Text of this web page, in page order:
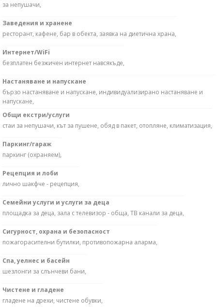
за непушачи,
Заведения и хранене
ресторант, кафене, бар в обекта, заявка на диетична храна,
Интернет/WiFi
безплатен безжичен интернет навсякъде,
Настаняване и напускане
бързо настаняване и напускане, индивидуализирано настаняване и
напускане,
Общи екстри/услуги
стаи за непушачи, кът за пушене, обяд в пакет, отопляне, климатизация,
Паркинг/гараж
паркинг (охраняем),
Рецепция и лоби
лично шакфче - рецепция,
Семейни услуги и услуги за деца
площадка за деца, зала с телевизор - обща, ТВ канали за деца,
Сигурност, охрана и безопасност
пожагорасителни бутилки, противопожарна аларма,
Спа, уелнес и басейн
шезлонги за слънчеви бани,
Чистене и гладене
гладене на дрехи, чистене обувки,